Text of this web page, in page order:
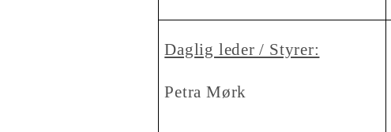
Daglig leder / Styrer:
Petra Mørk